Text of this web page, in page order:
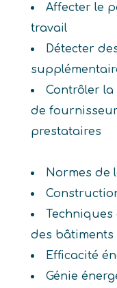
Affecter le
travail
Détecter
Contrôler
de
prestataires
Normes de
des bâtiments
Efficacité
Génie